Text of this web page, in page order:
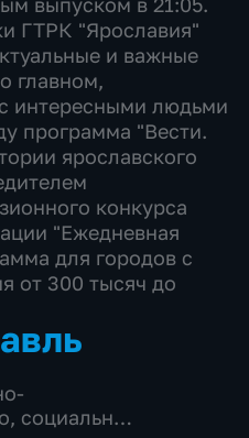
ГТРК "Ярославия"
и важные
главном,
интересными людьми
программа "Вести.
ярославского
конкурса
"Ежедневная
для городов с
от 300 тысяч до
, социально-